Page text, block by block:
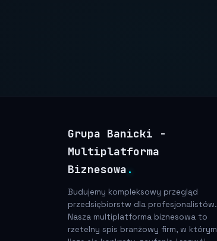
Grupa Banicki -
Multiplatforma
Biznesowa .
Budujemy kompleksowy przegląd
przedsiębiorstw dla profesjonalistów.
Nasza multiplatforma biznesowa to
rzetelny spis branżowy firm, w którym